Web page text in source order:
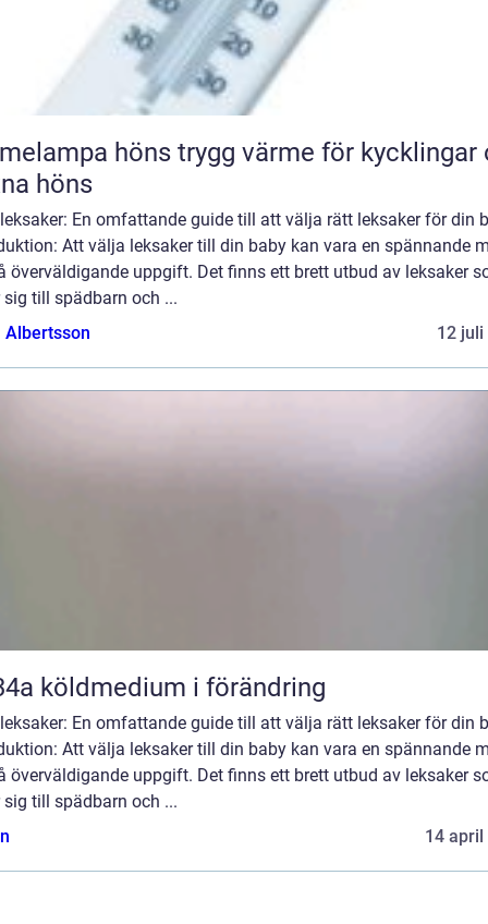
höns trygg värme för kycklingar och
höns
En omfattande guide till att välja rätt leksaker för din
Att välja leksaker till din baby kan vara en spännande
överväldigande uppgift. Det finns ett brett utbud av leksaker
till spädbarn och ...
Albertsson
12 juli
R134a köldmedium i förändring
En omfattande guide till att välja rätt leksaker för din
Att välja leksaker till din baby kan vara en spännande
överväldigande uppgift. Det finns ett brett utbud av leksaker
till spädbarn och ...
14 april